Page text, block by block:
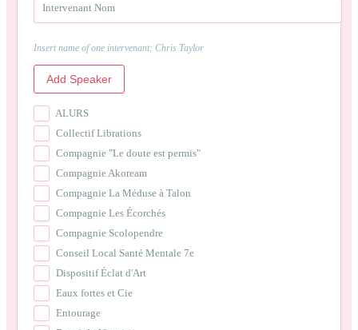
Insert name of one intervenant: Chris Taylor
Add Speaker
ALURS
Collectif Librations
Compagnie "Le doute est permis"
Compagnie Akoream
Compagnie La Méduse à Talon
Compagnie Les Écorchés
Compagnie Scolopendre
Conseil Local Santé Mentale 7e
Dispositif Éclat d'Art
Eaux fortes et Cie
Entourage